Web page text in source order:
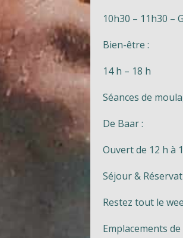
10h30 – 11h30 –
Bien-être :
14 h – 18 h
Séances de
De Baar :
Ouvert de 12 h à
Séjour &
Restez tout le
Emplacements